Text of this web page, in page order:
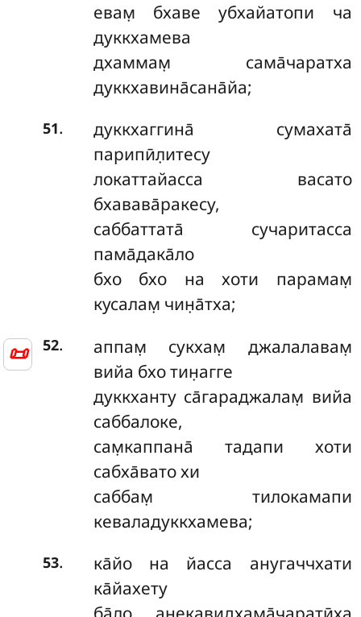
📜
евам̣ бхаве убхайатопи ча
дуккхамева
дхаммам̣ сама̄чаратха
дуккхавина̄сана̄йа;
51.
дуккхаггина̄ сумахата̄
парипӣл̣итесу
локаттайасса васато
бхавава̄ракесу,
саббаттата̄ сучаритасса
пама̄дака̄ло
бхо бхо на хоти парамам̣
кусалам̣ чин̣а̄тха;
52.
аппам̣ сукхам̣ джалалавам̣
вийа бхо тин̣агге
дуккханту са̄гараджалам̣ вийа
саббалоке,
сам̣каппана̄ тадапи хоти
сабха̄вато хи
саббам̣ тилокамапи
кеваладуккхамева;
53.
ка̄йо на йасса анугаччхати
ка̄йахету